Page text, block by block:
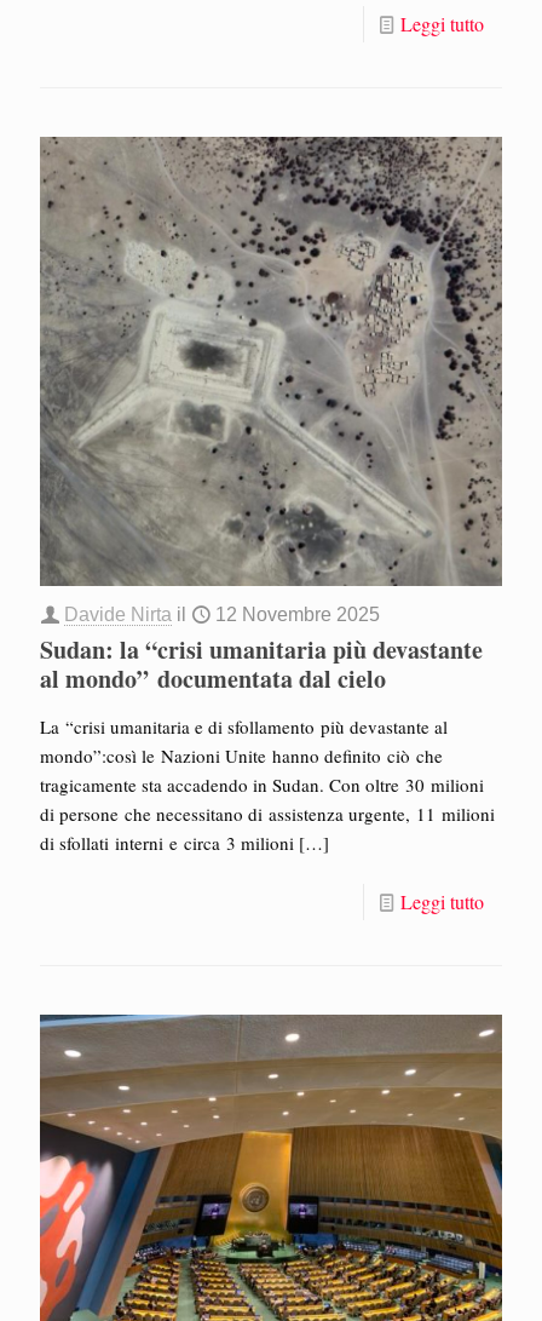
Leggi tutto
Davide Nirta il 12 Novembre 2025
Sudan: la “crisi umanitaria più devastante
al mondo” documentata dal cielo
La “crisi umanitaria e di sfollamento più devastante al
mondo”:così le Nazioni Unite hanno definito ciò che
tragicamente sta accadendo in Sudan. Con oltre 30 milioni
di persone che necessitano di assistenza urgente, 11 milioni
di sfollati interni e circa 3 milioni […]
Leggi tutto